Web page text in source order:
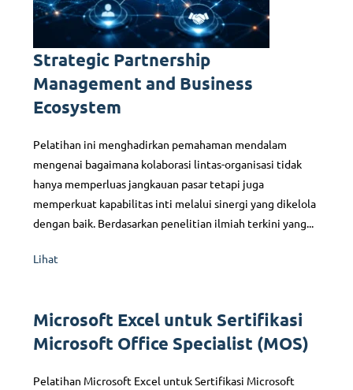
Strategic Partnership
Management and Business
Ecosystem
Pelatihan ini menghadirkan pemahaman mendalam
mengenai bagaimana kolaborasi lintas-organisasi tidak
hanya memperluas jangkauan pasar tetapi juga
memperkuat kapabilitas inti melalui sinergi yang dikelola
dengan baik. Berdasarkan penelitian ilmiah terkini yang...
Lihat
Microsoft Excel untuk Sertifikasi
Microsoft Office Specialist (MOS)
Pelatihan Microsoft Excel untuk Sertifikasi Microsoft